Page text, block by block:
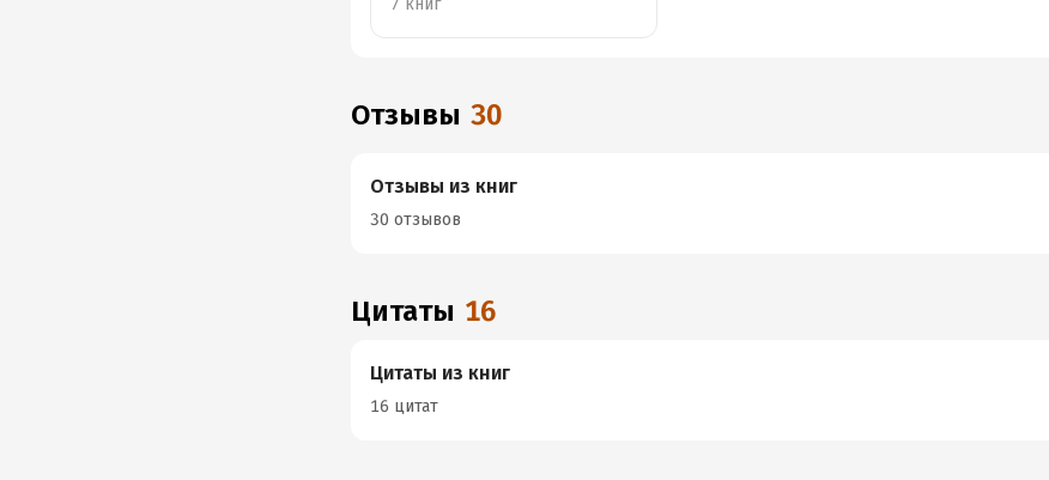
7 книг
Отзывы 30
Отзывы из книг
30 отзывов
Цитаты 16
Цитаты из книг
16 цитат